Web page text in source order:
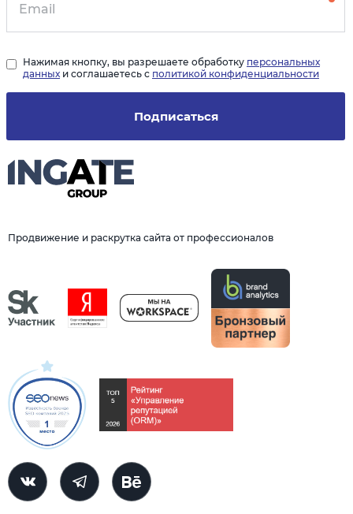
Продвижение и раскрутка сайта от профессионалов
Подписаться
Нажимая кнопку, вы разрешаете обработку персональных
данных и соглашаетесь с политикой конфиденциальности